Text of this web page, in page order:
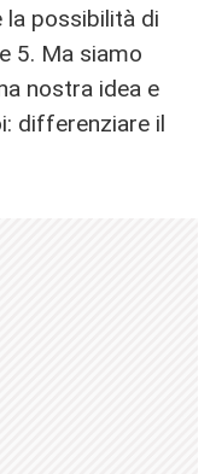
la possibilità di
5. Ma siamo
nostra idea e
differenziare il